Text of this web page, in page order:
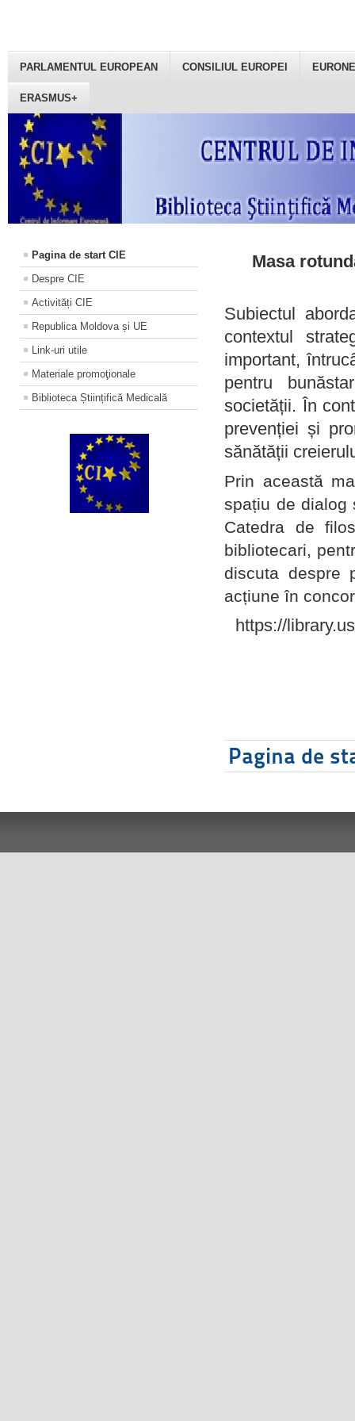
PARLAMENTUL EUROPEAN CONSILIUL EUROPEI
ERASMUS+
Pagina de start CIE
Despre CIE
Activități CIE
Republica Moldova și UE
Link-uri utile
Materiale promoţionale
Biblioteca Științifică Medicală
Masa
Subiectul
contextul
important,
pentru
societății. În
prevenției și
sănătății
Prin această
spațiu de dialog
Catedra de
bibliotecari,
discuta despre
acțiune în
https://
Pagina de